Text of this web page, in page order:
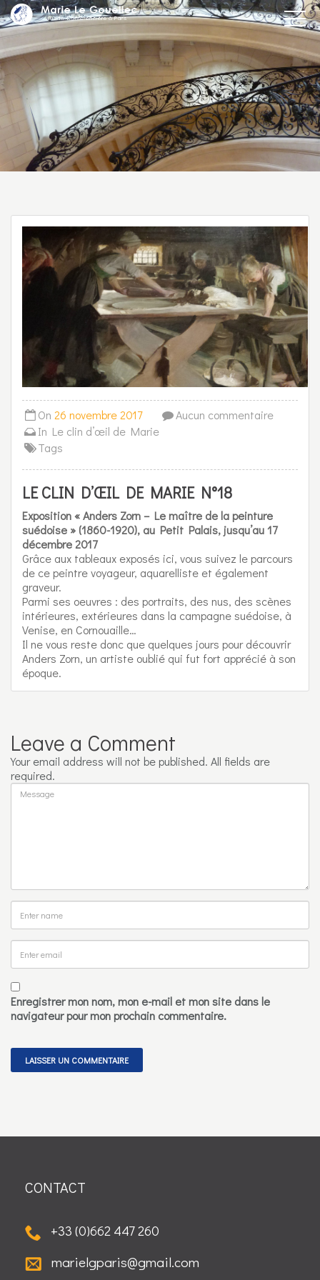
On26 novembre 2017
In Le clin d’œil de Marie
Tags
Aucun commentaire
LE CLIN D’ŒIL DE MARIE N°18
Exposition « Anders Zorn – Le maître de la peinture
suédoise » (1860-1920), au Petit Palais, jusqu’au 17
décembre 2017
Grâce aux tableaux exposés ici, vous suivez le parcours
de ce peintre voyageur, aquarelliste et également
graveur.
Parmi ses oeuvres : des portraits, des nus, des scènes
intérieures, extérieures dans la campagne suédoise, à
Venise, en Cornouaille…
Il ne vous reste donc que quelques jours pour découvrir
Anders Zorn, un artiste oublié qui fut fort apprécié à son
époque.
Leave a Comment
Your email address will not be published. All fields are
required.
Enregistrer mon nom, mon e-mail et mon site dans le
navigateur pour mon prochain commentaire.
CONTACT
+33 (0)662 447 260
marielgparis@gmail.com